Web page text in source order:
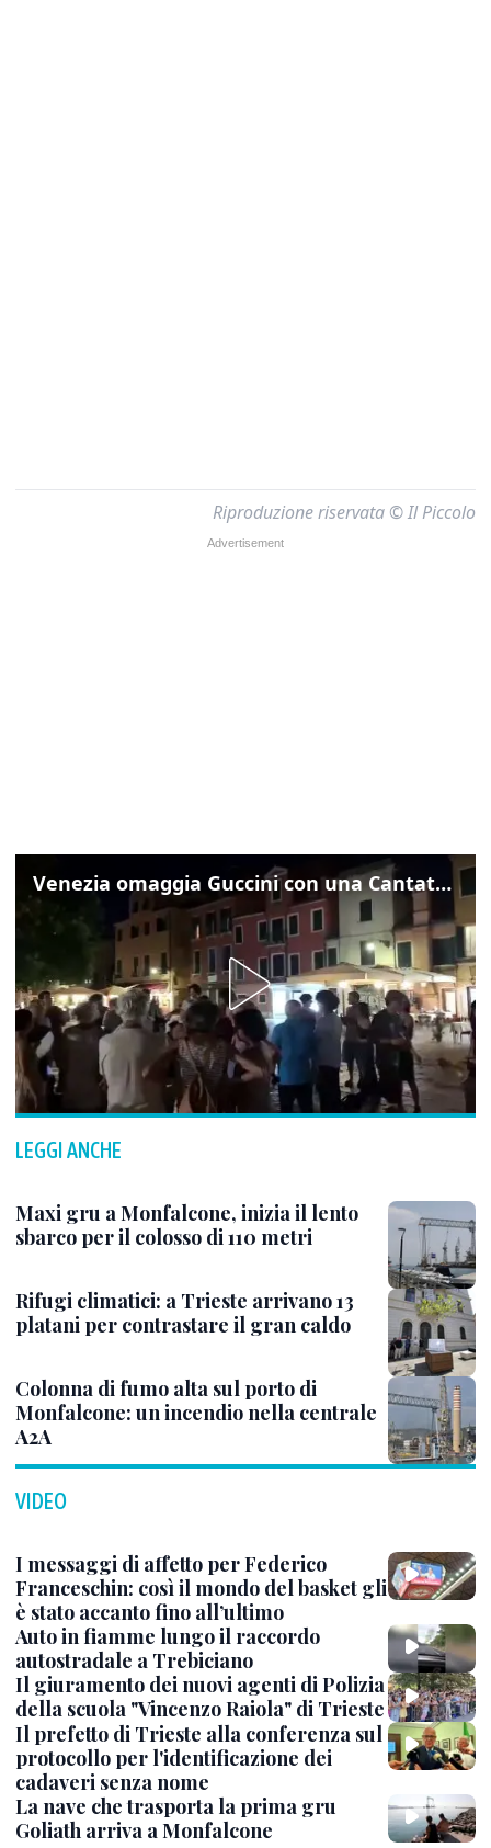
Riproduzione riservata © Il Piccolo
Venezia omaggia Guccini con una Cantata Anarchica in campo Santa Margherita
LEGGI ANCHE
Maxi gru a Monfalcone, inizia il lento
sbarco per il colosso di 110 metri
Rifugi climatici: a Trieste arrivano 13
platani per contrastare il gran caldo
Colonna di fumo alta sul porto di
Monfalcone: un incendio nella centrale
A2A
VIDEO
I messaggi di affetto per Federico
Franceschin: così il mondo del basket gli
è stato accanto fino all’ultimo
Auto in fiamme lungo il raccordo
autostradale a Trebiciano
Il giuramento dei nuovi agenti di Polizia
della scuola "Vincenzo Raiola" di Trieste
Il prefetto di Trieste alla conferenza sul
protocollo per l'identificazione dei
cadaveri senza nome
La nave che trasporta la prima gru
Goliath arriva a Monfalcone